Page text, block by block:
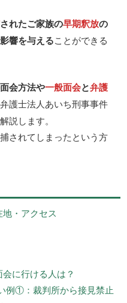
されたご家族の早期釈放の
響を与えることができる
会方法や一般面会と弁護
護士法人あいち刑事事件
説します。
されてしまったという方
・アクセス
に行ける人は？
例①：裁判所から接見禁止